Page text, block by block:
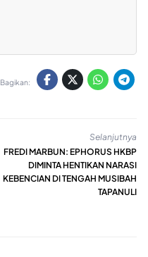
Bagikan:
Selanjutnya
FREDI MARBUN: EPHORUS HKBP
DIMINTA HENTIKAN NARASI
KEBENCIAN DI TENGAH MUSIBAH
TAPANULI